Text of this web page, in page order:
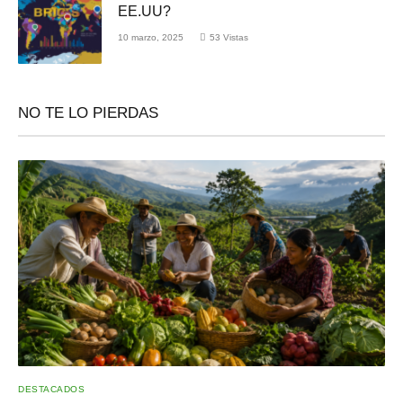
EE.UU?
10 marzo, 2025 53 Vistas
NO TE LO PIERDAS
DESTACADOS